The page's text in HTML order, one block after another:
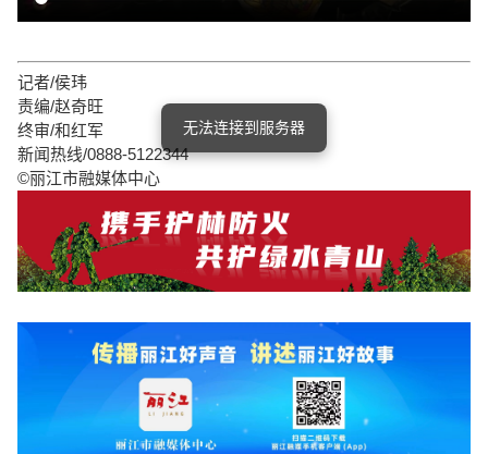
记者/侯玮
责编/赵奇旺
终审/和红军
新闻热线/0888-5122344
©丽江市融媒体中心
无法连接到服务器